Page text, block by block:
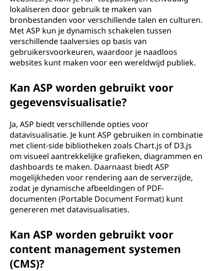
lokaliseren door gebruik te maken van
bronbestanden voor verschillende talen en culturen.
Met ASP kun je dynamisch schakelen tussen
verschillende taalversies op basis van
gebruikersvoorkeuren, waardoor je naadloos
websites kunt maken voor een wereldwijd publiek.
Kan ASP worden gebruikt voor
gegevensvisualisatie?
Ja, ASP biedt verschillende opties voor
datavisualisatie. Je kunt ASP gebruiken in combinatie
met client-side bibliotheken zoals Chart.js of D3.js
om visueel aantrekkelijke grafieken, diagrammen en
dashboards te maken. Daarnaast biedt ASP
mogelijkheden voor rendering aan de serverzijde,
zodat je dynamische afbeeldingen of PDF-
documenten (Portable Document Format) kunt
genereren met datavisualisaties.
Kan ASP worden gebruikt voor
content management systemen
(CMS)?